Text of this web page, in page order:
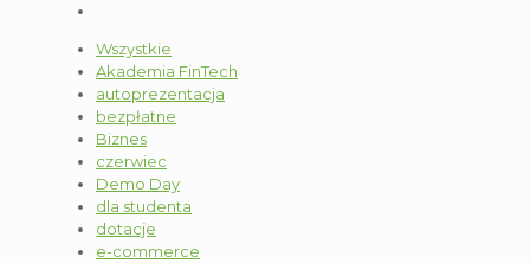
Wszystkie
Akademia FinTech
autoprezentacja
bezpłatne
Biznes
czerwiec
Demo Day
dla studenta
dotacje
e-commerce